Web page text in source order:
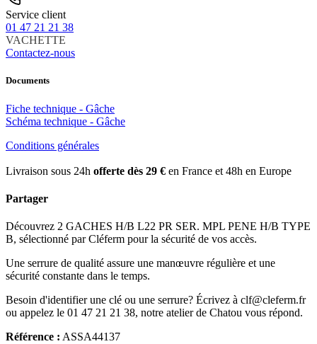
Service client
01 47 21 21 38
VACHETTE
Contactez-nous
Documents
Fiche technique - Gâche
Schéma technique - Gâche
Conditions générales
Livraison sous 24h offerte dès 29 € en France et 48h en Europe
Partager
Découvrez 2 GACHES H/B L22 PR SER. MPL PENE H/B TYPE
B, sélectionné par Cléferm pour la sécurité de vos accès.
Une serrure de qualité assure une manœuvre régulière et une
sécurité constante dans le temps.
Besoin d'identifier une clé ou une serrure? Écrivez à clf@cleferm.fr
ou appelez le 01 47 21 21 38, notre atelier de Chatou vous répond.
Référence : ASSA44137